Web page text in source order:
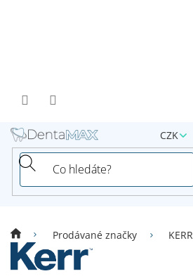
CZK
Prodávané značky KERR